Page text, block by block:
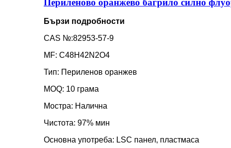
Бързи подробности
CAS №:82953-57-9
MF: C48H42N2O4
Тип: Периленов оранжев
MOQ: 10 грама
Мостра: Налична
Чистота: 97% мин
Основна употреба: LSC панел, пластмаса